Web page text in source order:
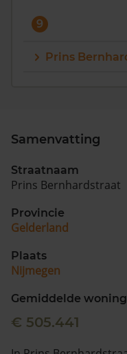
9
Prins
Samenvatting
Straatnaam
Prins Bernhardstraat
Provincie
Gelderland
Plaats
Nijmegen
Gemiddelde
€ 505.441